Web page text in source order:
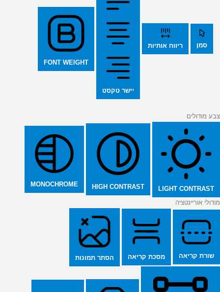
סמן ריווח אותיות
יישר טקסט
FONT WEIGHT
צבע מודולים
LIGHT CONTRAST
HIGH CONTRAST
MONOCHROME
מודולי אוריינטציה
שורת קריאה מסכת קריאה הסתר תמונות